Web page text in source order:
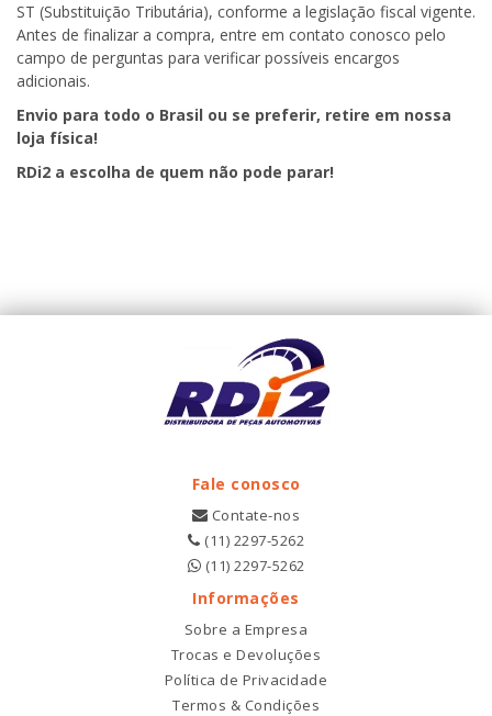
ST (Substituição Tributária), conforme a legislação fiscal vigente.
Antes de finalizar a compra, entre em contato conosco pelo
campo de perguntas para verificar possíveis encargos
adicionais.
Envio para todo o Brasil ou se preferir, retire em nossa
loja física!
RDi2 a escolha de quem não pode parar!
Fale conosco
Contate-nos
(11) 2297-5262
(11) 2297-5262
Informações
Sobre a Empresa
Trocas e Devoluções
Política de Privacidade
Termos & Condições